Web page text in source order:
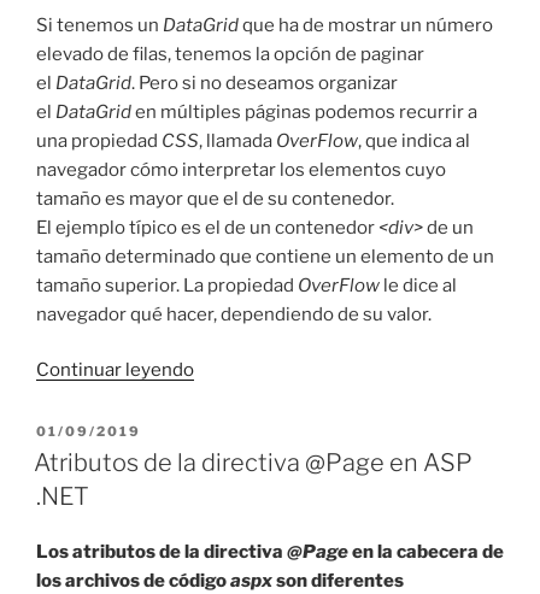
Si tenemos un DataGridque ha de mostrar un número
elevado de filas, tenemos la opción de paginar
el DataGrid. Pero si no deseamos organizar
el DataGriden múltiples páginas podemos recurrir a
una propiedad CSS, llamada OverFlow, que indica al
navegador cómo interpretar los elementos cuyo
tamaño es mayor que el de su contenedor.
El ejemplo típico es el de un contenedor <div>de un
tamaño determinado que contiene un elemento de un
tamaño superior. La propiedad OverFlow le dice al
navegador qué hacer, dependiendo de su valor.
Continuar leyendo«DataGrid
y
ASP
.NET»
PUBLICADO
EL
01/09/2019
Atributos de la directiva @Page en ASP
.NET
Los atributos de la directiva @Pageen la cabecera de
los archivos de códigoaspxson diferentes